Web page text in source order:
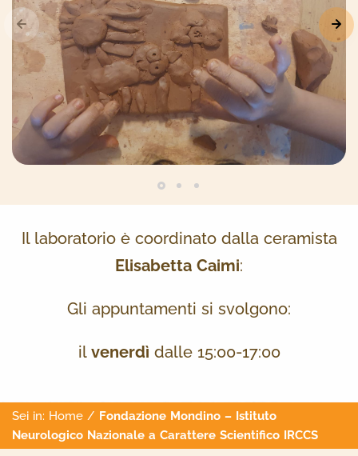
Il laboratorio è coordinato dalla ceramista
Elisabetta Caimi:
Gli appuntamenti si svolgono:
il venerdì dalle 15:00-17:00
Sei in: Home / Fondazione Mondino – Istituto
Neurologico Nazionale a Carattere Scientifico IRCCS